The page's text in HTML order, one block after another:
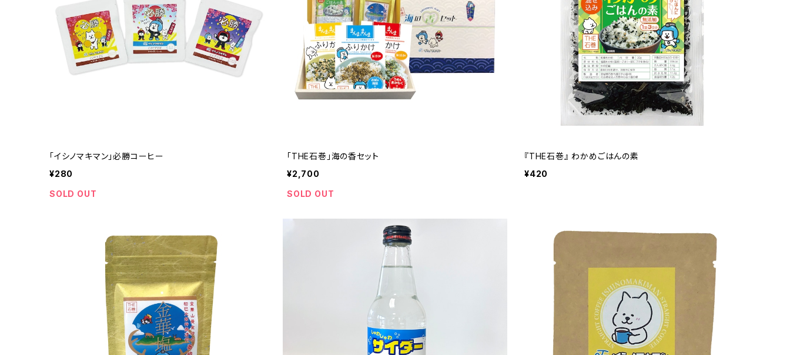
「イシノマキマン」必勝コーヒー
¥280
SOLD OUT
「THE石巻」海の香セット
¥2,700
SOLD OUT
『THE石巻』 わかめごはんの素
¥420